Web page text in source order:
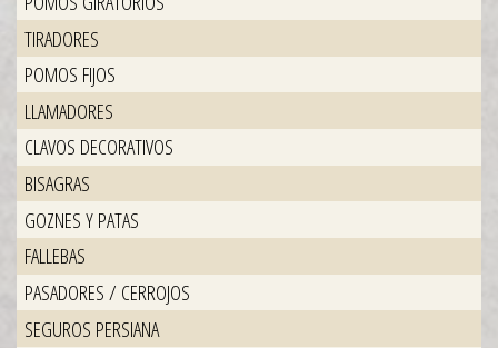
TIRADORES
POMOS FIJOS
LLAMADORES
CLAVOS DECORATIVOS
BISAGRAS
GOZNES Y PATAS
FALLEBAS
PASADORES / CERROJOS
SEGUROS PERSIANA